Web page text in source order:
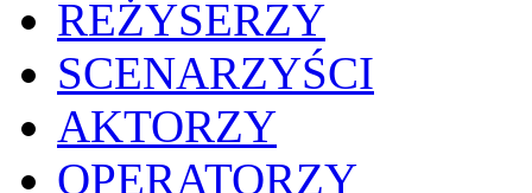
REŻYSERZY
SCENARZYŚCI
AKTORZY
OPERATORZY